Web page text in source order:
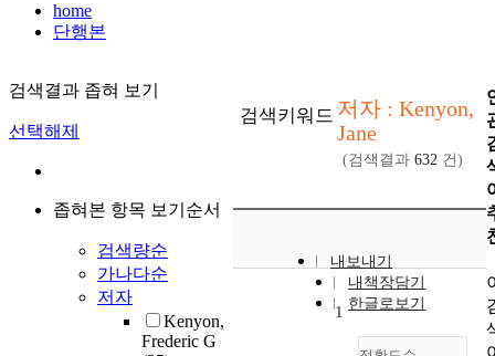
home
단행본
검색결과 좁혀 보기
선택해제
좁혀본 항목 보기순서
검색량순
가나다순
저자
Kenyon,
Frederic G
검색키워드 저자 : Kenyon,
Jane
(검색결과 632 건)
내보내기
내책장담기
한글로보기
1